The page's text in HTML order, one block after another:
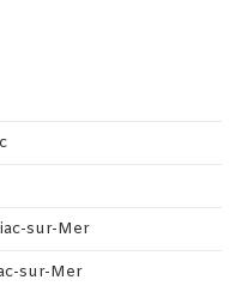
sur-Mer
sur-Mer